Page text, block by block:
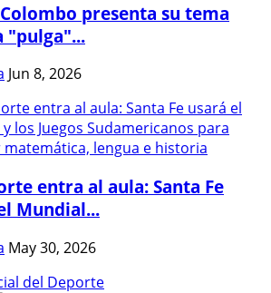
presenta su tema
"pulga"...
Jun 8, 2026
entra al aula: Santa Fe
Mundial...
May 30, 2026
del Deporte